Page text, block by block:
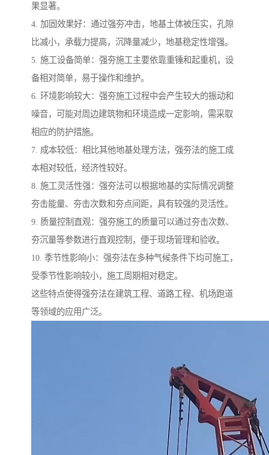
果显著。
4. 加固效果好：通过强夯冲击，地基土体被压实，孔隙
比减小，承载力提高，沉降量减少，地基稳定性增强。
5. 施工设备简单：强夯施工主要依靠重锤和起重机，设
备相对简单，易于操作和维护。
6. 环境影响较大：强夯施工过程中会产生较大的振动和
噪音，可能对周边建筑物和环境造成一定影响，需采取
相应的防护措施。
7. 成本较低：相比其他地基处理方法，强夯法的施工成
本相对较低，经济性较好。
8. 施工灵活性强：强夯法可以根据地基的实际情况调整
夯击能量、夯击次数和夯点间距，具有较强的灵活性。
9. 质量控制直观：强夯施工的质量可以通过夯击次数、
夯沉量等参数进行直观控制，便于现场管理和验收。
10. 季节性影响小：强夯法在多种气候条件下均可施工，
受季节性影响较小，施工周期相对稳定。
这些特点使得强夯法在建筑工程、道路工程、机场跑道
等领域的应用广泛。